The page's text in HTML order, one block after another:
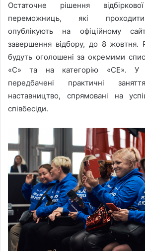
Остаточне рішення
переможниць, які
опублікують на офіційному
завершення відбору, до 8 жовтня.
будуть оголошені за окремими
«С» та на категорію «СЕ». У
передбачені практичні
наставництво, спрямовані на
співбесіди.